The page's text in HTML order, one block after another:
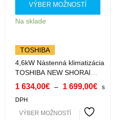
VÝBER MOŽNOSTÍ
Na sklade
TOSHIBA
4,6kW Nástenná klimatizácia
TOSHIBA NEW SHORAI
EDGE BLACK&WHITE s Wifi
RAS-B16G3KVSG-E
1 634,00€ – 1 699,00€
s
DPH
VÝBER MOŽNOSTÍ